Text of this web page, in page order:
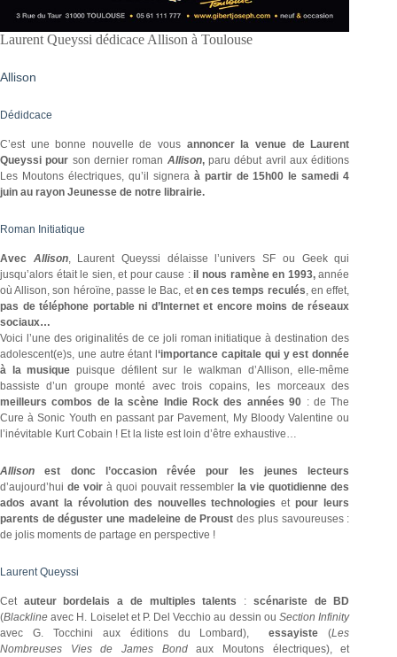
Laurent Queyssi dédicace Allison à Toulouse
Allison
Dédidcace
C’est une bonne nouvelle de vous annoncer la venue de Laurent
Queyssi pour son dernier roman Allison, paru début avril aux éditions
Les Moutons électriques, qu’il signera à partir de 15h00 le samedi 4
juin au rayon Jeunesse de notre librairie.
Roman Initiatique
Avec Allison, Laurent Queyssi délaisse l’univers SF ou Geek qui
jusqu’alors était le sien, et pour cause :il nous ramène en 1993,année
où Allison, son héroïne, passe le Bac, et en ces temps reculés , en effet,
pas de téléphone portable ni d’Internet et encore moins de réseaux
sociaux…
Voici l’une des originalités de ce joli roman initiatique à destination des
adolescent(e)s, une autre étant l‘importance capitale qui y est donnée
à la musique puisque défilent sur le walkman d’Allison, elle-même
bassiste d’un groupe monté avec trois copains, les morceaux des
meilleurs combos de la scène Indie Rock des années 90 : de The
Cure à Sonic Youth en passant par Pavement, My Bloody Valentine ou
l’inévitable Kurt Cobain ! Et la liste est loin d’être exhaustive…
Allison est donc l’occasion rêvée pour les jeunes lecteurs
d’aujourd’huide voir à quoi pouvait ressembler la vie quotidienne des
ados avant la révolution des nouvelles technologiesetpour leurs
parents de déguster une madeleine de Proustdes plus savoureuses :
de jolis moments de partage en perspective !
Laurent Queyssi
Cet auteur bordelais a de multiples talents : scénariste de BD
(Blackline avec H. Loiselet et P. Del Vecchio au dessin ouSection Infinity
avec G. Tocchini aux éditions du Lombard),essayiste(Les
Nombreuses Vies de James Bondaux Moutons électriques), et